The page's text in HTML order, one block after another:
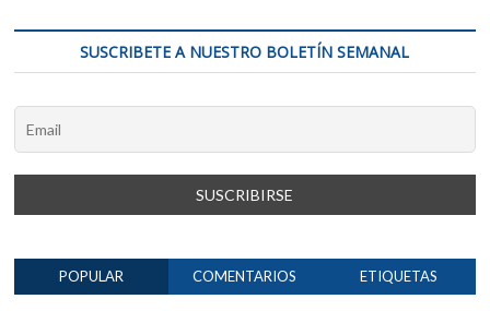
SUSCRIBETE A NUESTRO BOLETÍN SEMANAL
POPULAR COMENTARIOS ETIQUETAS